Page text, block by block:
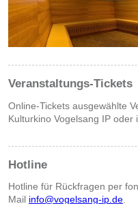
Veranstaltungs-Tickets
Online-Tickets ausgewählte
Kulturkino Vogelsang IP
Hotline
Hotline für Rückfragen per
Mail info@vogelsang-ip.de